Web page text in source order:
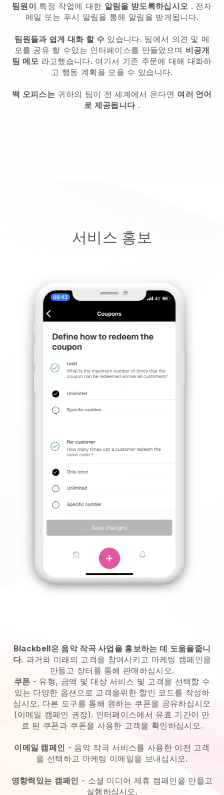
팀원이 특정 작업에 대한 알림을 받도록하십시오 . 전자
메일 또는 푸시 알림을 통해 알림을 받게됩니다.
팀원들과 쉽게 대화 할 수 있습니다. 팀에서 의견 및 메
모를 공유 할 수있는 인터페이스를 만들었으며 비공개
팀 메모 라고했습니다. 여기서 기존 주문에 대해 대화하
고 행동 계획을 모을 수 있습니다.
백 오피스는 귀하의 팀이 전 세계에서 온다면 여러 언어
로 제공됩니다.
서비스 홍보
Blackbell은 음악 작곡 사업을 홍보하는 데 도움을줍니
다. 과거와 미래의 고객을 참여시키고 마케팅 캠페인을
만들고 장터를 통해 판매하십시오.
쿠폰 - 유형, 금액 및 대상 서비스 및 고객을 선택할 수
있는 다양한 옵션으로 고객을위한 할인 코드를 작성하
십시오. 다른 도구를 통해 원하는 쿠폰을 공유하십시오
(이메일 캠페인 권장). 인터페이스에서 유효 기간이 만
료 된 쿠폰과 쿠폰을 사용한 고객을 확인하십시오.
이메일 캠페인 - 음악 작곡 서비스를 사용한 이전 고객
을 선택하고 마케팅 이메일을 보내십시오.
영향력있는 캠페인 - 소셜 미디어 제휴 캠페인을 만들고
실행하십시오.